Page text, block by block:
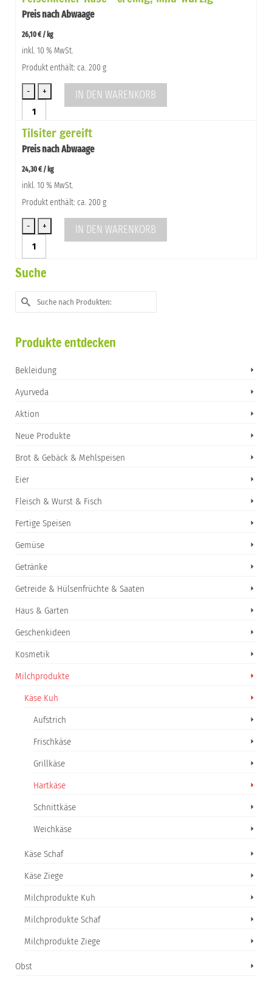
Preis nach Abwaage
26,10€ / kg
inkl. 10 % MwSt.
Produkt enthält: ca. 200 g
Felsenkeller
Käse
-
cremig,
mild-
würzig
Menge
IN DEN WARENKORB
Tilsiter gereift
Preis nach Abwaage
24,30€ / kg
inkl. 10 % MwSt.
Produkt enthält: ca. 200 g
gereift
Menge
IN DEN WARENKORB
Suche
Suche
nach:
Produkte entdecken
Bekleidung
Ayurveda
Aktion
Neue Produkte
Brot & Gebäck & Mehlspeisen
Eier
Fleisch & Wurst & Fisch
Fertige Speisen
Gemüse
Getränke
Getreide & Hülsenfrüchte & Saaten
Haus & Garten
Geschenkideen
Kosmetik
Milchprodukte
Käse Kuh
Aufstrich
Frischkäse
Grillkäse
Hartkäse
Schnittkäse
Weichkäse
Käse Schaf
Käse Ziege
Milchprodukte Kuh
Milchprodukte Schaf
Milchprodukte Ziege
Obst